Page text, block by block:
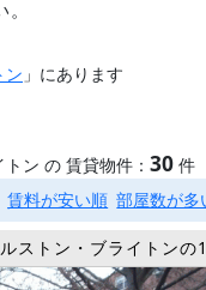
ン 」にあります
ン の 賃貸物件： 30 件
賃料が安い順 部屋数が多
ストン・ブライトン